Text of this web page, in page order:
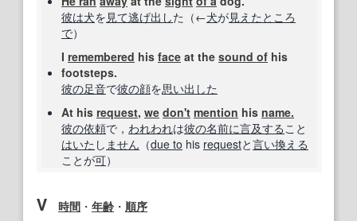
彼は犬を 見て逃げ出した（←犬が見えた ところ
で）
I remembered his face at the sound of his
footsteps.
彼の足音で彼の顔を思い出した
At his request, we don't mention his name.
彼の依頼で， われわれは彼の名前に言及すること
はいた し ません （due to his requestと言い換える
ことが可）
Ⅴ 時間 ・ 年齢 ・ 順序